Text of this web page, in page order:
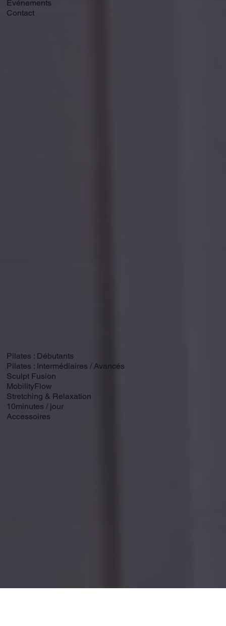
Événements
Contact
Pilates : Débutants
Pilates : Intermédiaires / Avancés
Sculpt Fusion
MobilityFlow
Stretching & Relaxation
10minutes / jour
Accessoires